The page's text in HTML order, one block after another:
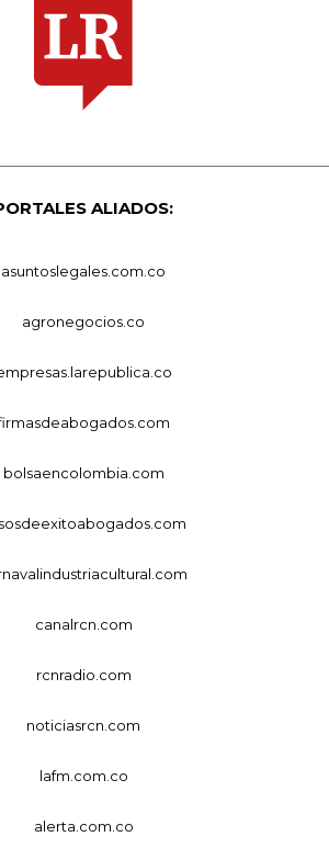
ALIADOS:
asuntoslegales.com.co
agronegocios.co
bolsaencolombia.com
canalrcn.com
rcnradio.com
noticiasrcn.com
lafm.com.co
alerta.com.co